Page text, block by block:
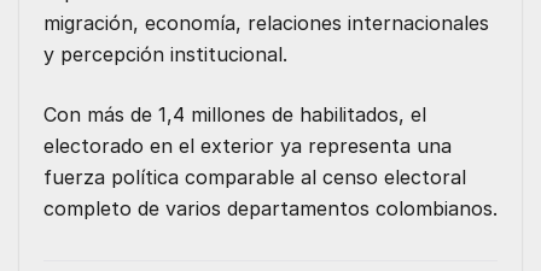
migración, economía, relaciones internacionales
y percepción institucional.
Con más de 1,4 millones de habilitados, el
electorado en el exterior ya representa una
fuerza política comparable al censo electoral
completo de varios departamentos colombianos.